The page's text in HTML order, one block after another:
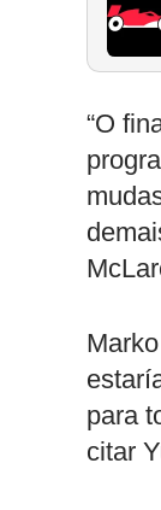
“O
para
citar